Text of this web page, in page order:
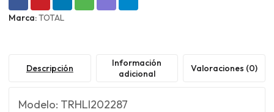
Marca:TOTAL
Descripción
Información
adicional
Valoraciones (0)
Modelo: TRHLI202287